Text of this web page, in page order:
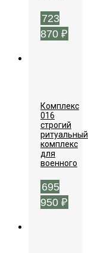
723
870 ₽
Комплекс
016
строгий
ритуальный
комплекс
для
военного
695
950 ₽